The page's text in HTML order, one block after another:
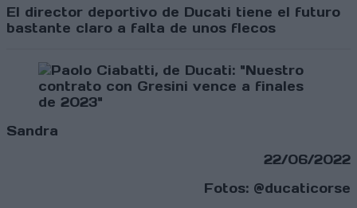
El director deportivo de Ducati tiene el futuro
bastante claro a falta de unos flecos
Sandra
22/06/2022
Fotos: @ducaticorse